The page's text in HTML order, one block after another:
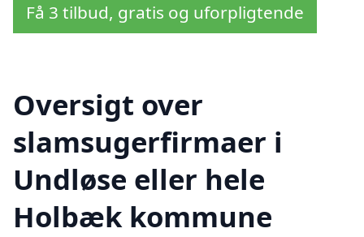
Få 3 tilbud, gratis og uforpligtende
Oversigt over
slamsugerfirmaer i
Undløse eller hele
Holbæk kommune